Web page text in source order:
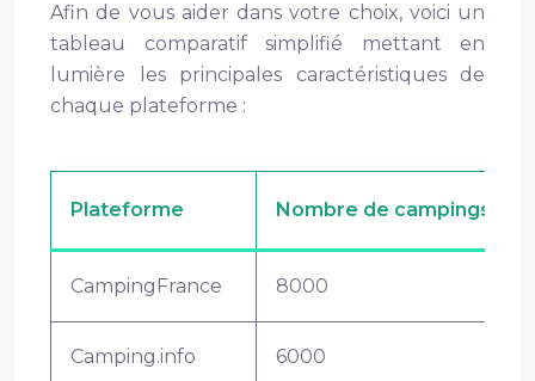
Afin de vous aider dans votre choix, voici un
tableau comparatif simplifié mettant en
lumière les principales caractéristiques de
chaque plateforme :
Plateforme Nombre de campings
CampingFrance 8000
Camping.info 6000